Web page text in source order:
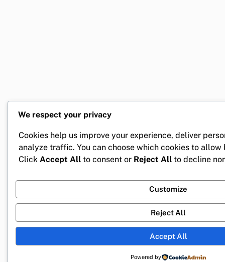
We respect your privacy
Cookies help us improve your experience, deliver
analyze traffic. You can choose which cookies to
Click Accept All to consent or Reject All to decline
Customize
Reject All
Accept All
Powered by